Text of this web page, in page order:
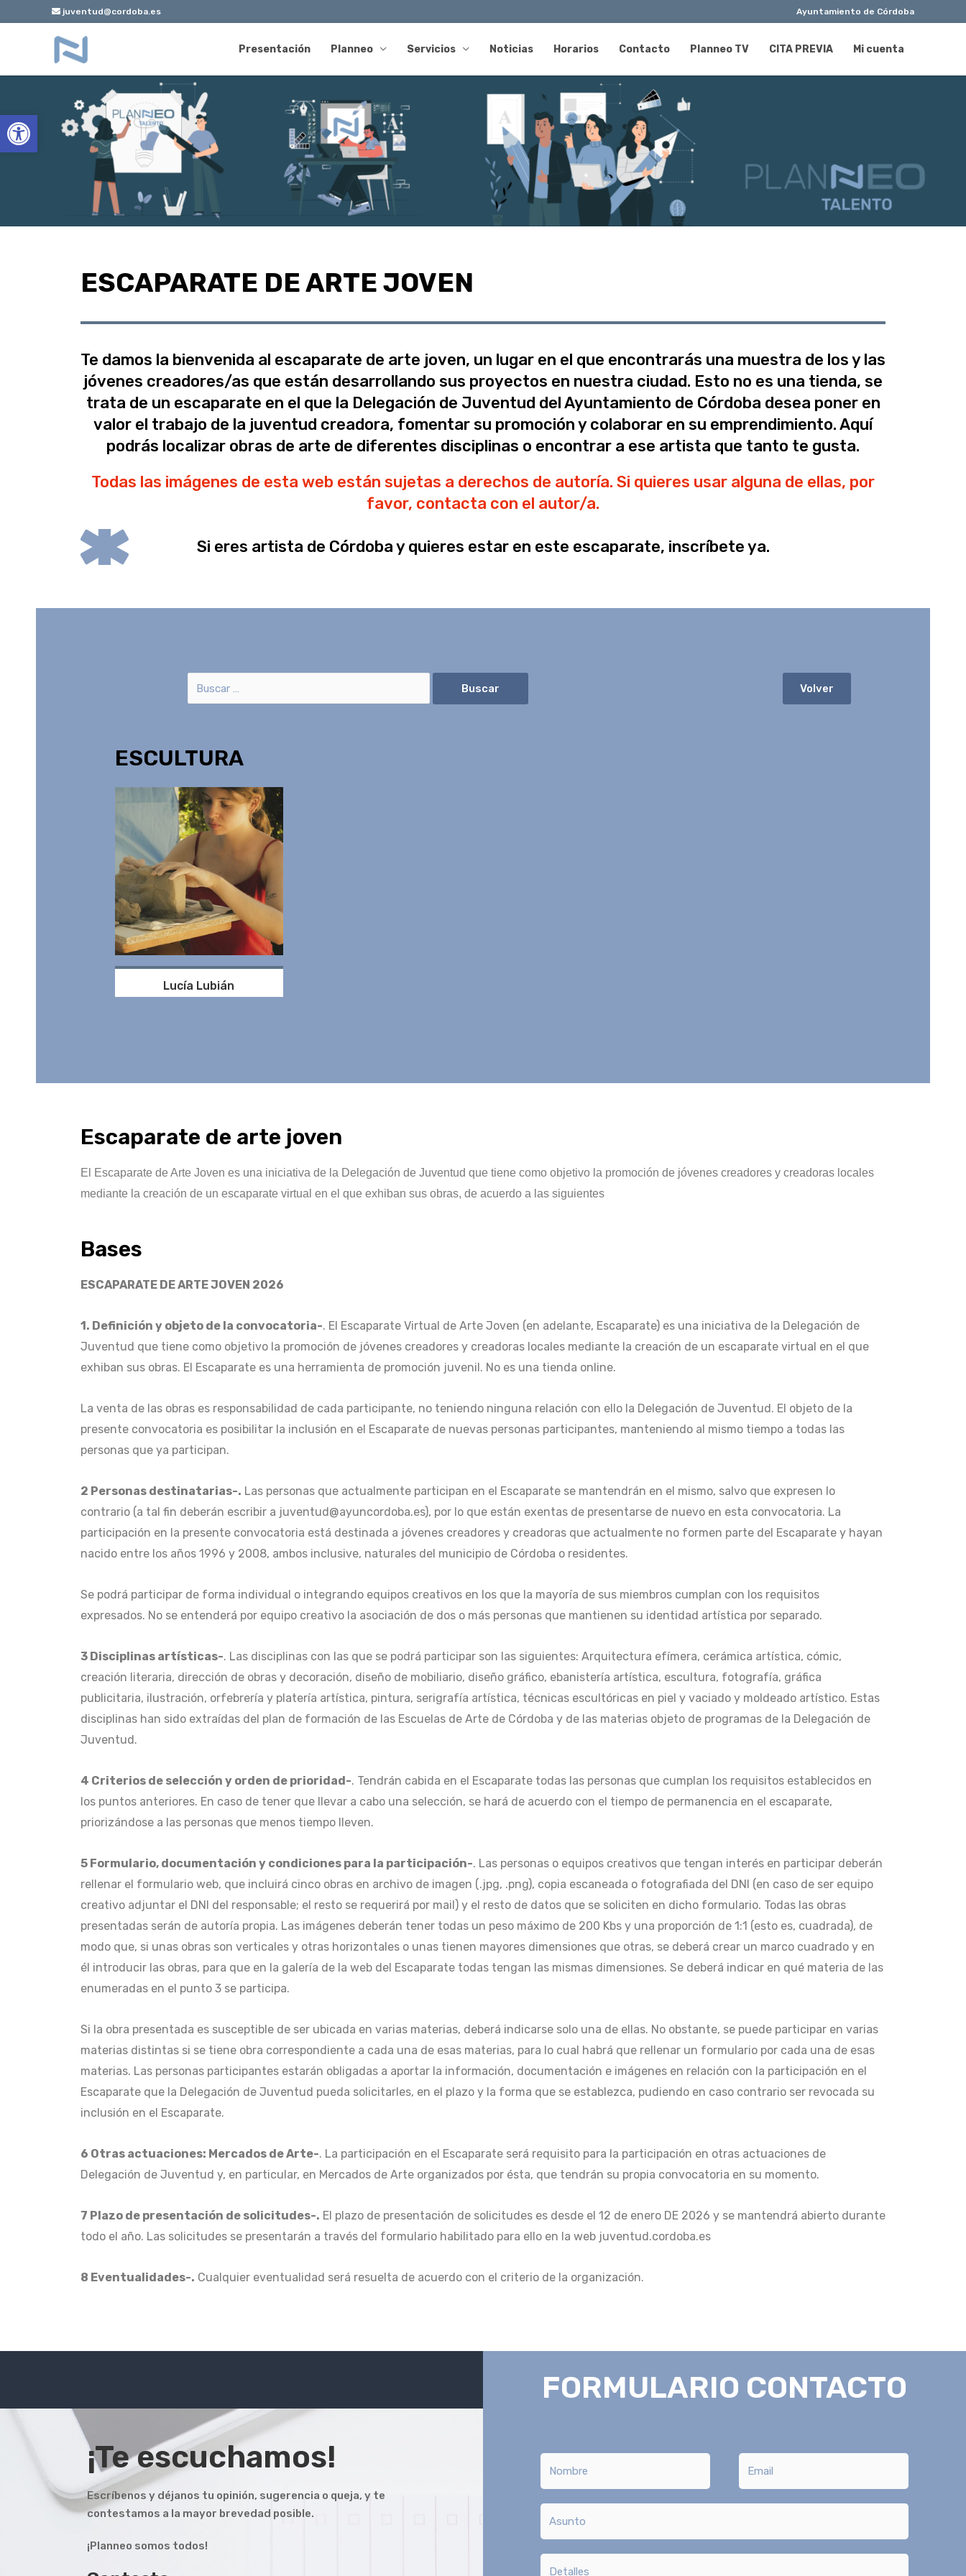
Abrir barra de herramientas
juventud@cordoba.es Ayuntamiento de Córdoba
Presentación Planneo Servicios Noticias Horarios Contacto Planneo TV CITA PREVIA Mi cuenta
ESCAPARATE DE ARTE JOVEN
Te damos la bienvenida al escaparate de arte joven, un lugar en el que encontrarás una muestra de los y las
jóvenes creadores/as que están desarrollando sus proyectos en nuestra ciudad. Esto no es una tienda, se
trata de un escaparate en el que la Delegación de Juventud del Ayuntamiento de Córdoba desea poner en
valor el trabajo de la juventud creadora, fomentar su promoción y colaborar en su emprendimiento. Aquí
podrás localizar obras de arte de diferentes disciplinas o encontrar a ese artista que tanto te gusta.
Todas las imágenes de esta web están sujetas a derechos de autoría. Si quieres usar alguna de ellas, por
favor, contacta con el autor/a.
Si eres artista de Córdoba y quieres estar en este escaparate, inscríbete ya.
Volver
ESCULTURA
Lucía Lubián
Escaparate de arte joven
El Escaparate de Arte Joven es una iniciativa de la Delegación de Juventud que tiene como objetivo la promoción de jóvenes creadores y creadoras locales
mediante la creación de un escaparate virtual en el que exhiban sus obras, de acuerdo a las siguientes
Bases
ESCAPARATE DE ARTE JOVEN 2026
1. Definición y objeto de la convocatoria-. El Escaparate Virtual de Arte Joven (en adelante, Escaparate) es una iniciativa de la Delegación de
Juventud que tiene como objetivo la promoción de jóvenes creadores y creadoras locales mediante la creación de un escaparate virtual en el que
exhiban sus obras. El Escaparate es una herramienta de promoción juvenil. No es una tienda online.
La venta de las obras es responsabilidad de cada participante, no teniendo ninguna relación con ello la Delegación de Juventud. El objeto de la
presente convocatoria es posibilitar la inclusión en el Escaparate de nuevas personas participantes, manteniendo al mismo tiempo a todas las
personas que ya participan.
2 Personas destinatarias-. Las personas que actualmente participan en el Escaparate se mantendrán en el mismo, salvo que expresen lo
contrario (a tal fin deberán escribir a juventud@ayuncordoba.es), por lo que están exentas de presentarse de nuevo en esta convocatoria. La
participación en la presente convocatoria está destinada a jóvenes creadores y creadoras que actualmente no formen parte del Escaparate y hayan
nacido entre los años 1996 y 2008, ambos inclusive, naturales del municipio de Córdoba o residentes.
Se podrá participar de forma individual o integrando equipos creativos en los que la mayoría de sus miembros cumplan con los requisitos
expresados. No se entenderá por equipo creativo la asociación de dos o más personas que mantienen su identidad artística por separado.
3 Disciplinas artísticas-. Las disciplinas con las que se podrá participar son las siguientes: Arquitectura efímera, cerámica artística, cómic,
creación literaria, dirección de obras y decoración, diseño de mobiliario, diseño gráfico, ebanistería artística, escultura, fotografía, gráfica
publicitaria, ilustración, orfebrería y platería artística, pintura, serigrafía artística, técnicas escultóricas en piel y vaciado y moldeado artístico. Estas
disciplinas han sido extraídas del plan de formación de las Escuelas de Arte de Córdoba y de las materias objeto de programas de la Delegación de
Juventud.
4 Criterios de selección y orden de prioridad-. Tendrán cabida en el Escaparate todas las personas que cumplan los requisitos establecidos en
los puntos anteriores. En caso de tener que llevar a cabo una selección, se hará de acuerdo con el tiempo de permanencia en el escaparate,
priorizándose a las personas que menos tiempo lleven.
5 Formulario, documentación y condiciones para la participación-. Las personas o equipos creativos que tengan interés en participar deberán
rellenar el formulario web, que incluirá cinco obras en archivo de imagen (.jpg, .png), copia escaneada o fotografiada del DNI (en caso de ser equipo
creativo adjuntar el DNI del responsable; el resto se requerirá por mail) y el resto de datos que se soliciten en dicho formulario. Todas las obras
presentadas serán de autoría propia. Las imágenes deberán tener todas un peso máximo de 200 Kbs y una proporción de 1:1 (esto es, cuadrada), de
modo que, si unas obras son verticales y otras horizontales o unas tienen mayores dimensiones que otras, se deberá crear un marco cuadrado y en
él introducir las obras, para que en la galería de la web del Escaparate todas tengan las mismas dimensiones. Se deberá indicar en qué materia de las
enumeradas en el punto 3 se participa.
Si la obra presentada es susceptible de ser ubicada en varias materias, deberá indicarse solo una de ellas. No obstante, se puede participar en varias
materias distintas si se tiene obra correspondiente a cada una de esas materias, para lo cual habrá que rellenar un formulario por cada una de esas
materias. Las personas participantes estarán obligadas a aportar la información, documentación e imágenes en relación con la participación en el
Escaparate que la Delegación de Juventud pueda solicitarles, en el plazo y la forma que se establezca, pudiendo en caso contrario ser revocada su
inclusión en el Escaparate.
6 Otras actuaciones: Mercados de Arte-. La participación en el Escaparate será requisito para la participación en otras actuaciones de
Delegación de Juventud y, en particular, en Mercados de Arte organizados por ésta, que tendrán su propia convocatoria en su momento.
7 Plazo de presentación de solicitudes-. El plazo de presentación de solicitudes es desde el 12 de enero DE 2026 y se mantendrá abierto durante
todo el año. Las solicitudes se presentarán a través del formulario habilitado para ello en la web juventud.cordoba.es
8 Eventualidades-. Cualquier eventualidad será resuelta de acuerdo con el criterio de la organización.
¡Te escuchamos!
Escríbenos y déjanos tu opinión, sugerencia o queja, y te
contestamos a la mayor brevedad posible.
¡Planneo somos todos!
FORMULARIO CONTACTO